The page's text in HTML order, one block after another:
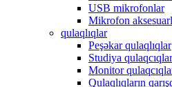
USB mikrofonlar
Mikrofon
qulaqlıqlar
Peşəkar qulaqlıqlar
Studiya
Monitor
Qulaqlıqların